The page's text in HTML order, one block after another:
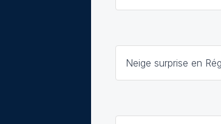
Neige surprise en